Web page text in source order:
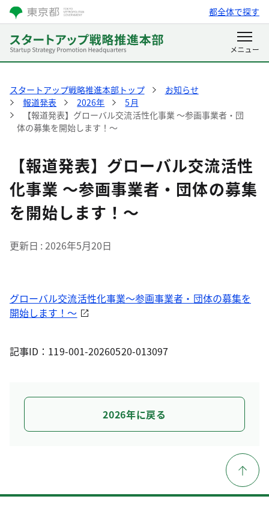
都全体で探す
スタートアップ戦略推進本部トップ
お知らせ
報道発表
2026年
5月
【報道発表】グローバル交流活性化事業 ～参画事業者・団
体の募集を開始します！～
【報道発表】グローバル交流活性
化事業 ～参画事業者・団体の募集
を開始します！～
更新日 2026年5月20日
グローバル交流活性化事業～参画事業者・団体の募集を
開始します！～
記事ID：119-001-20260520-013097
2026年に戻る